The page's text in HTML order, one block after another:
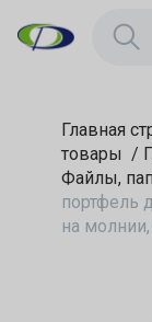
Главная
товары /
Файлы,
портфель
на
128/